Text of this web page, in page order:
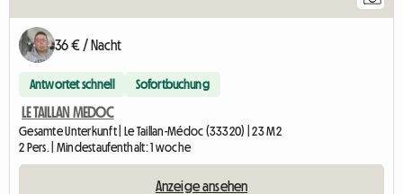
36 € / Nacht
Antwortet schnell Sofortbuchung
LE TAILLAN MEDOC
Gesamte Unterkunft | Le Taillan-Médoc (33320) | 23 M2
2 Pers. | Mindestaufenthalt: 1 woche
Anzeige ansehen